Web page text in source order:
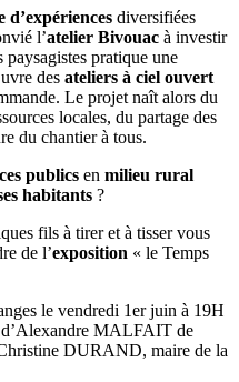
diversifiées
l’atelier Bivouac à investir
pratique une
des ateliers à ciel ouvert
Le projet naît alors du
locales, du partage des
du chantier à tous.
publics en milieu rural
habitants ?
fils à tirer et à tisser vous
de l’exposition « le Temps
le vendredi 1er juin à 19H
MALFAIT de
DURAND, maire de la